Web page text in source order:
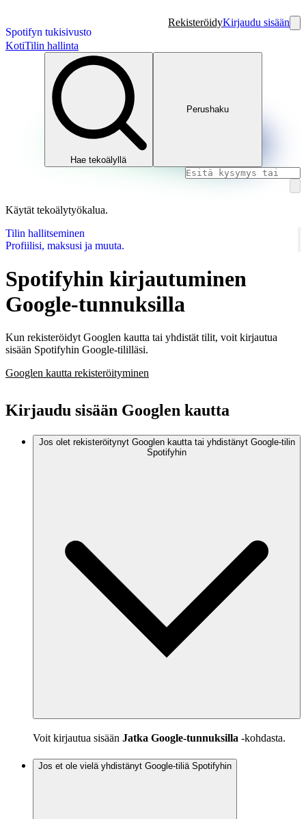
Spotifyn tukisivusto
RekisteröidyKirjaudu sisään
KotiTilin hallinta
Hae tekoälyllä
Perushaku
Käytät tekoälytyökalua.
Tilin hallitseminen
Profiilisi, maksusi ja muuta.
Spotifyhin kirjautuminen
Google-tunnuksilla
Kun rekisteröidyt Googlen kautta tai yhdistät tilit, voit kirjautua
sisään Spotifyhin Google‑tililläsi.
Googlen kautta rekisteröityminen
Kirjaudu sisään Googlen kautta
Jos olet rekisteröitynyt Googlen kautta tai yhdistänyt Google-tilin
Spotifyhin
Voit kirjautua sisään Jatka Google-tunnuksilla ‑kohdasta.
Jos et ole vielä yhdistänyt Google‑tiliä Spotifyhin